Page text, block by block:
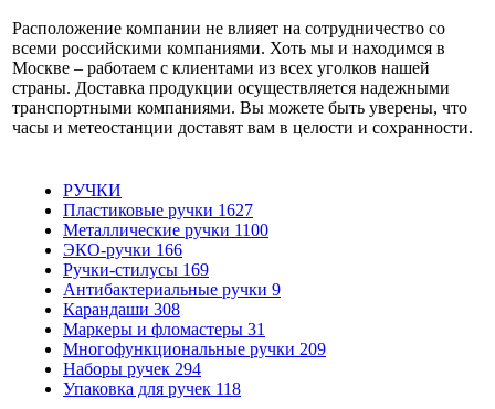
Расположение компании не влияет на сотрудничество со
всеми российскими компаниями. Хоть мы и находимся в
Москве – работаем с клиентами из всех уголков нашей
страны. Доставка продукции осуществляется надежными
транспортными компаниями. Вы можете быть уверены, что
часы и метеостанции доставят вам в целости и сохранности.
РУЧКИ
Пластиковые ручки 1627
Металлические ручки 1100
ЭКО-ручки 166
Ручки-стилусы 169
Антибактериальные ручки 9
Карандаши 308
Маркеры и фломастеры 31
Многофункциональные ручки 209
Наборы ручек 294
Упаковка для ручек 118